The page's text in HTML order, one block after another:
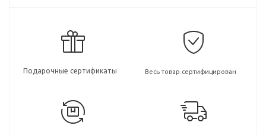
Подарочные сертификаты Весь товар сертифицирован